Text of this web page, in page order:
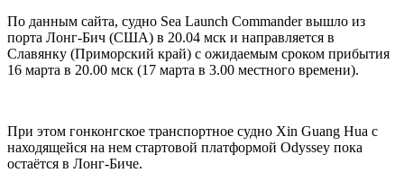
По данным сайта, судно Sea Launch Commander вышло из
порта Лонг-Бич (США) в 20.04 мск и направляется в
Славянку (Приморский край) с ожидаемым сроком прибытия
16 марта в 20.00 мск (17 марта в 3.00 местного времени).
При этом гонконгское транспортное судно Xin Guang Hua с
находящейся на нем стартовой платформой Odyssey пока
остаётся в Лонг-Биче.